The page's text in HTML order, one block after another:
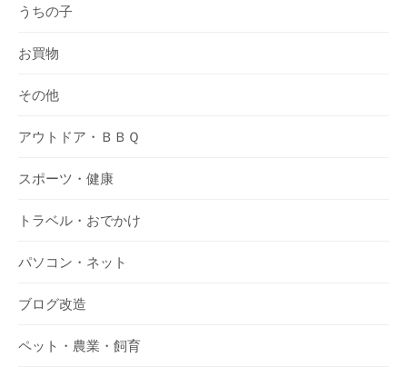
うちの子
お買物
その他
アウトドア・ＢＢＱ
スポーツ・健康
トラベル・おでかけ
パソコン・ネット
ブログ改造
ペット・農業・飼育